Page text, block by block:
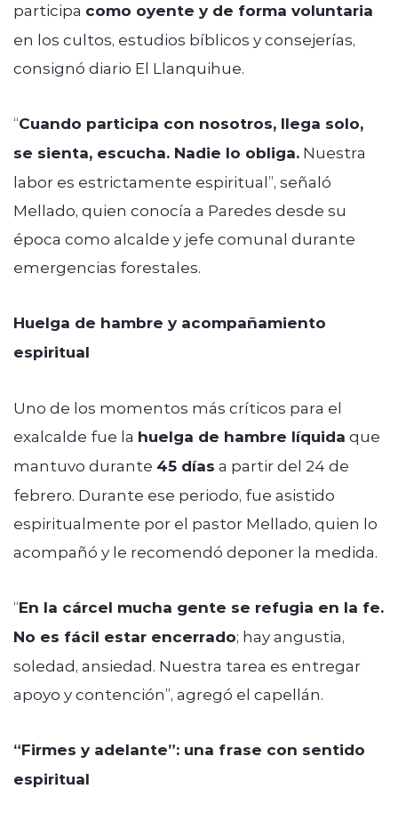
participa como oyente y de forma voluntaria
en los cultos, estudios bíblicos y consejerías,
consignó diario El Llanquihue.
“Cuando participa con nosotros, llega solo,
se sienta, escucha. Nadie lo obliga. Nuestra
labor es estrictamente espiritual”, señaló
Mellado, quien conocía a Paredes desde su
época como alcalde y jefe comunal durante
emergencias forestales.
Huelga de hambre y acompañamiento
espiritual
Uno de los momentos más críticos para el
exalcalde fue la huelga de hambre líquida que
mantuvo durante 45 días a partir del 24 de
febrero. Durante ese periodo, fue asistido
espiritualmente por el pastor Mellado, quien lo
acompañó y le recomendó deponer la medida.
“En la cárcel mucha gente se refugia en la fe.
No es fácil estar encerrado; hay angustia,
soledad, ansiedad. Nuestra tarea es entregar
apoyo y contención”, agregó el capellán.
“Firmes y adelante”: una frase con sentido
espiritual